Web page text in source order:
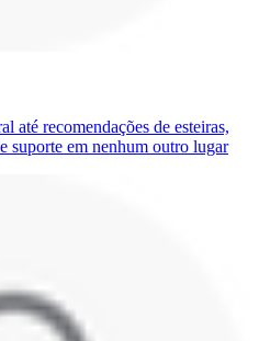
até recomendações de esteiras,
suporte em nenhum outro lugar